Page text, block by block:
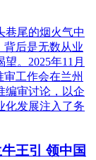
巷尾的烟火气中
背后是无数从业
。2025年11月
审工作会在兰州
编审讨论，以企
化发展注入了务
王引 领中国